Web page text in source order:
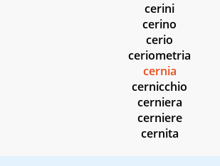
cerini
cerino
cerio
ceriometria
cernia
cernicchio
cerniera
cerniere
cernita